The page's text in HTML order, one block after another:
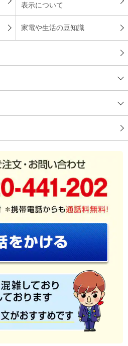
表示について
家電や生活の豆知識